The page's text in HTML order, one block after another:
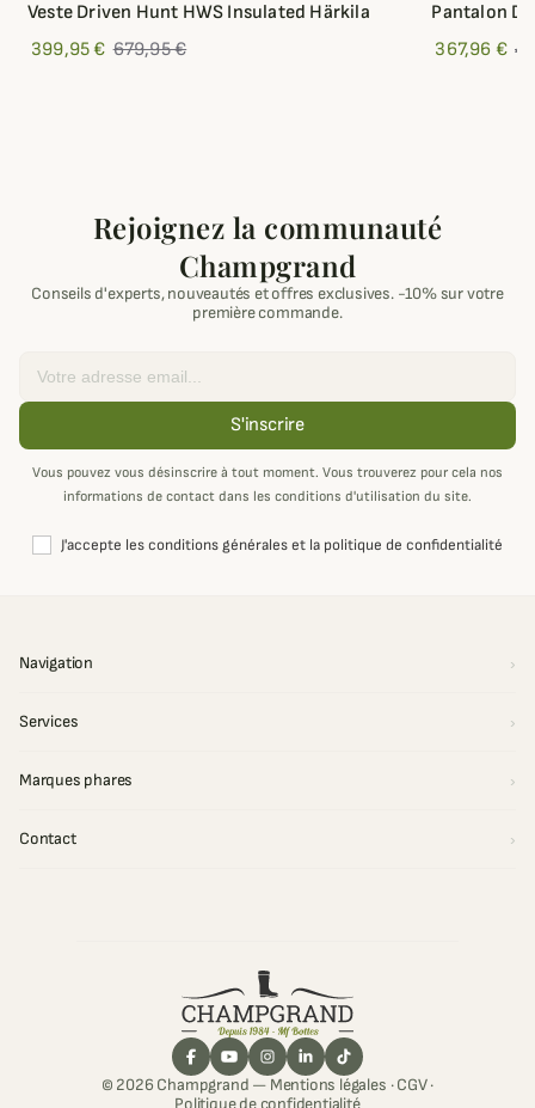
Veste Driven Hunt HWS Insulated Härkila
399,95 € 679,95 €
Pantalon
367,96 €
Rejoignez la communauté
Champgrand
Conseils d'experts, nouveautés et offres exclusives. -10% sur votre
première commande.
S'inscrire
Vous pouvez vous désinscrire à tout moment. Vous trouverez pour cela nos
informations de contact dans les conditions d'utilisation du site.
J'accepte les conditions générales et la politique de confidentialité
Navigation
Services
Marques phares
Contact
© 2026 Champgrand — Mentions légales ·CGV·